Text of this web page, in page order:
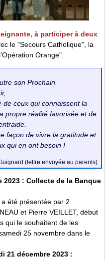
à participer à deux
le "Secours Catholique", la
Orange".
son Prochain.
ceux qui connaissent la
propre réalité favorisée et de
façon de vivre la gratitude et
qui en ont besoin !
(lettre envoyée au parents)
2023 : Collecte de la Banque
été présentée par 2
et Pierre VEILLET, début
qui le souhaitent de les
25 novembre dans le
21 décembre 2023 :